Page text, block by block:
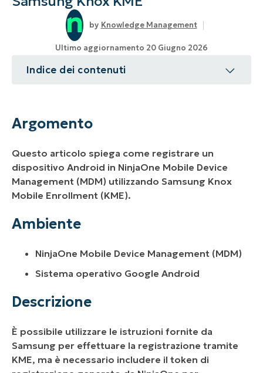
Knowledge Management
Ultimo aggiornamento 20 Giugno 2026
Indice dei contenuti
Ambiente
Risorse aggiuntive
Argomento
Questo articolo spiega come registrare un
dispositivo Android in NinjaOne Mobile Device
Management (MDM) utilizzando Samsung Knox
Mobile Enrollment (KME).
Ambiente
NinjaOne Mobile Device Management (MDM)
Sistema operativo Google Android
Descrizione
È possibile utilizzare le istruzioni fornite da
Samsung per effettuare la registrazione tramite
KME, ma è necessario includere il token di